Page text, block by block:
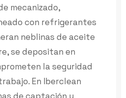
mecanizado,
con refrigerantes
neblinas de aceite
se depositan en
la seguridad
En Iberclean